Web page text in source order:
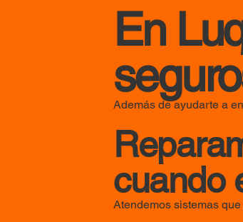
En
Además de ayudarte a
cuando
Atendemos sistemas